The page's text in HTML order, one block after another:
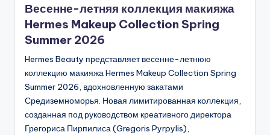
Весенне-летняя коллекция макияжа
Hermes Makeup Collection Spring
Summer 2026
Hermes Beauty представляет весенне-летнюю
коллекцию макияжа Hermes Makeup Collection Spring
Summer 2026, вдохновленную закатами
Средиземноморья. Новая лимитированная коллекция,
созданная под руководством креативного директора
Грегориса Пирпилиса (Gregoris Pyrpylis),